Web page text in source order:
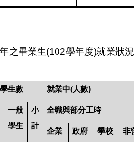
之畢業生(102學年度)就業狀況
生數 就業中(人數)
一般
學生
小
計
全職與部分工時
企業
政府
學校
非